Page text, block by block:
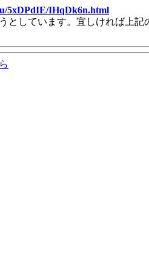
5xDPdIE/IHqDk6n.html
としています。宜しければ上